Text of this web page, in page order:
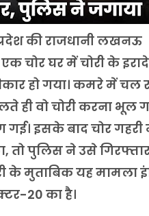
की राजधानी लखनऊ
चोर घर में चोरी के
हो गया। कमरे में चल
ही वो चोरी करना भूल
इसके बाद चोर गहरी
तो पुलिस ने उसे
के मुताबिक यह मामला
20 का है।